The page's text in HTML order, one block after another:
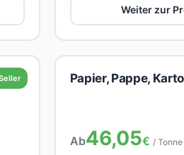
Weiter zur
Papier, Pappe,
Ab46,05€ / Tonne